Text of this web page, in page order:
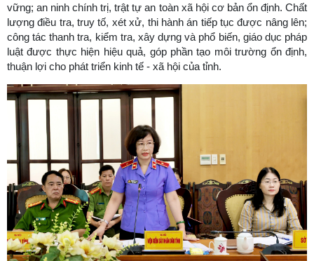
vững; an ninh chính trị, trật tự an toàn xã hội cơ bản ổn định. Chất
lượng điều tra, truy tố, xét xử, thi hành án tiếp tục được nâng lên;
công tác thanh tra, kiểm tra, xây dựng và phổ biến, giáo dục pháp
luật được thực hiện hiệu quả, góp phần tạo môi trường ổn định,
thuận lợi cho phát triển kinh tế - xã hội của tỉnh.